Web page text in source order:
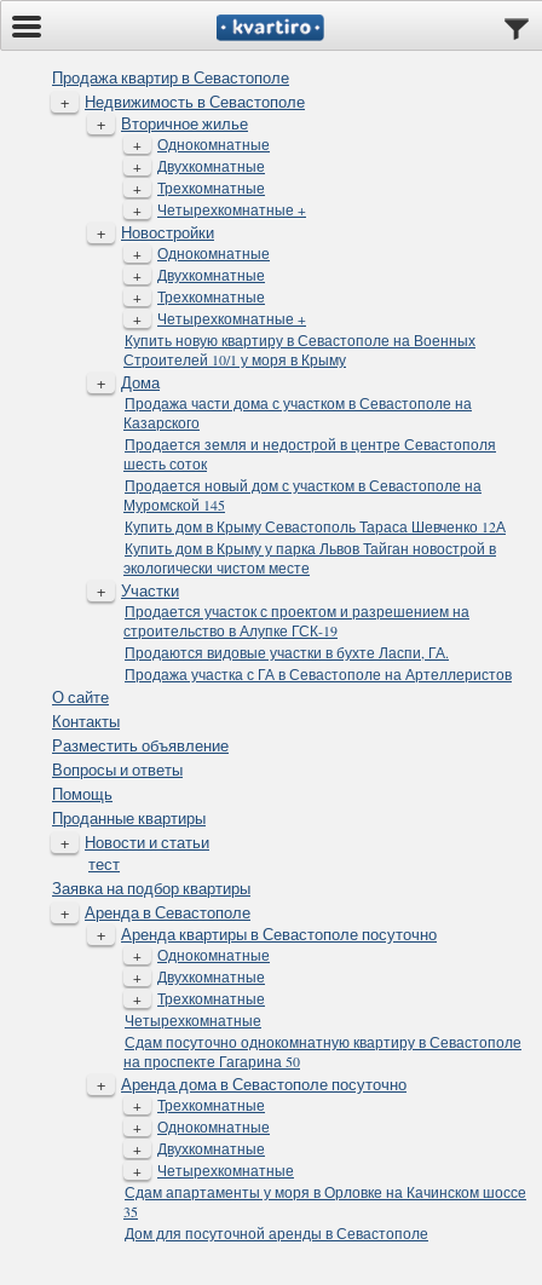
Продажа квартир в Севастополе
+
Недвижимость в Севастополе
+
Вторичное жилье
+
Однокомнатные
+
Двухкомнатные
+
Трехкомнатные
+
Четырехкомнатные +
+ Новостройки
+
Однокомнатные
+
Двухкомнатные
+
Трехкомнатные
+
Четырехкомнатные +
Купить новую квартиру в Севастополе на Военных
Строителей 10/1 у моря в Крыму
+ Дома
Продажа части дома с участком в Севастополе на
Казарского
Продается земля и недострой в центре Севастополя
шесть соток
Продается новый дом с участком в Севастополе на
Муромской 145
Купить дом в Крыму Севастополь Тараса Шевченко 12А
Купить дом в Крыму у парка Львов Тайган новострой в
экологически чистом месте
+ Участки
Продается участок с проектом и разрешением на
строительство в Алупке ГСК-19
Продаются видовые участки в бухте Ласпи, ГА.
Продажа участка с ГА в Севастополе на Артеллеристов
О сайте
Контакты
Разместить объявление
Вопросы и ответы
Помощь
Проданные квартиры
+
Новости и статьи
тест
Заявка на подбор квартиры
+
Аренда в Севастополе
+
Аренда квартиры в Севастополе посуточно
+
Однокомнатные
+
Двухкомнатные
+
Трехкомнатные
Четырехкомнатные
Сдам посуточно однокомнатную квартиру в Севастополе
на проспекте Гагарина 50
+ Аренда дома в Севастополе посуточно
+
Трехкомнатные
+
Однокомнатные
+
Двухкомнатные
+
Четырехкомнатные
Сдам апартаменты у моря в Орловке на Качинском шоссе
35
Дом для посуточной аренды в Севастополе